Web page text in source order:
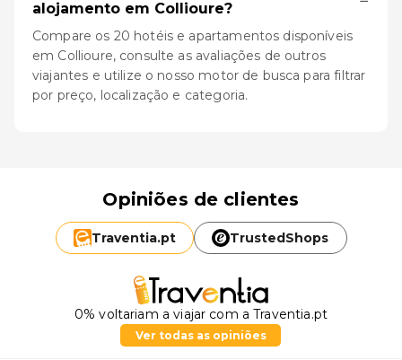
alojamento em Collioure?
Compare os 20 hotéis e apartamentos disponíveis
em Collioure, consulte as avaliações de outros
viajantes e utilize o nosso motor de busca para filtrar
por preço, localização e categoria.
Opiniões de clientes
Traventia.pt TrustedShops
0% voltariam a viajar com a Traventia.pt
Ver todas as opiniões